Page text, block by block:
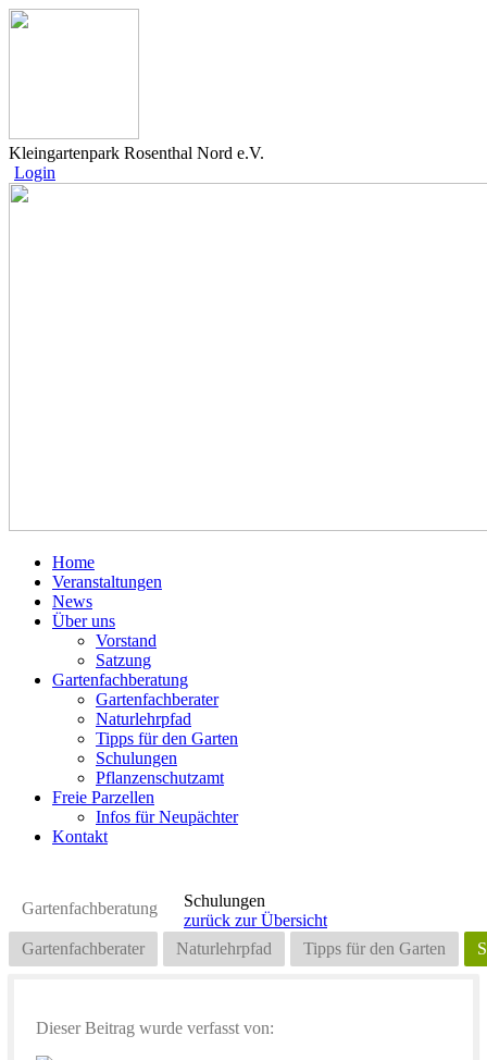
Kleingartenpark Rosenthal Nord e.V.
Login
Home
Veranstaltungen
News
Über uns
Vorstand
Satzung
Gartenfachberatung
Gartenfachberater
Naturlehrpfad
Tipps für den Garten
Schulungen
Pflanzenschutzamt
Freie Parzellen
Infos für Neupächter
Kontakt
Gartenfachberatung
Gartenfachberater Naturlehrpfad Tipps für den Garten
Schulungen
zurück zur Übersicht
Dieser Beitrag wurde verfasst von: